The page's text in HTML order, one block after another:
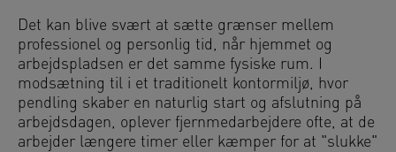
Det kan blive svært at sætte grænser mellem
professionel og personlig tid, når hjemmet og
arbejdspladsen er det samme fysiske rum. I
modsætning til i et traditionelt kontormiljø, hvor
pendling skaber en naturlig start og afslutning på
arbejdsdagen, oplever fjernmedarbejdere ofte, at de
arbejder længere timer eller kæmper for at "slukke"